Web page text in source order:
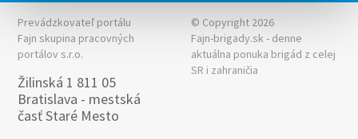
Prevádzkovateľ portálu
Fajn skupina pracovných
portálov s.r.o.
Žilinská 1 811 05
Bratislava - mestská
časť Staré Mesto
© Copyright 2026
Fajn-brigady.sk - denne
aktuálna ponuka brigád z celej
SR i zahraničia